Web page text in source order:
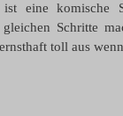
ist eine
Schritte
toll aus